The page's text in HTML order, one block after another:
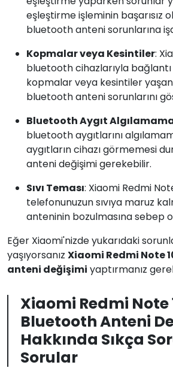
eşleştirme işleminin başarısız
bluetooth anteni sorunlarına
Kopmalar veya Kesintiler:
bluetooth cihazlarıyla bağlantı
kopmalar veya kesintiler
bluetooth anteni sorunlarını
Bluetooth Aygıt
bluetooth aygıtlarını
aygıtların cihazı görmemesi
anteni değişimi gerekebilir.
Sıvı Teması: Xiaomi Redmi
telefonunuzun sıvıya maruz
anteninin bozulmasına sebep
Eğer Xiaomi'nizde yukarıdaki
yaşıyorsanız Xiaomi Redmi Note
anteni değişimi yaptırmanız
Xiaomi Redmi Note
Bluetooth Anteni
Hakkında Sıkça
Sorular